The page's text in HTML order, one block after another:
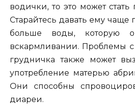
водички, то это может
Старайтесь давать ему чаще
больше воды, которую
вскармливании. Проблемы
грудничка также может
употребление матерью
Они способны
диареи.